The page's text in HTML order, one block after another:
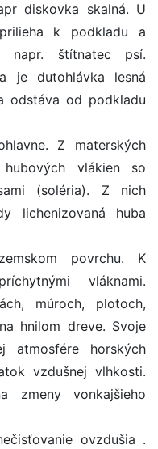
diskovka skalná. U
k podkladu a
napr. štítnatec psí.
je dutohlávka lesná
odstáva od podkladu
Z materských
vlákien so
(soléria). Z nich
lichenizovaná huba
povrchu. K
vláknami.
múroch, plotoch,
hnilom dreve. Svoje
atmosfére horských
vzdušnej vlhkosti.
zmeny vonkajšieho
ovzdušia .